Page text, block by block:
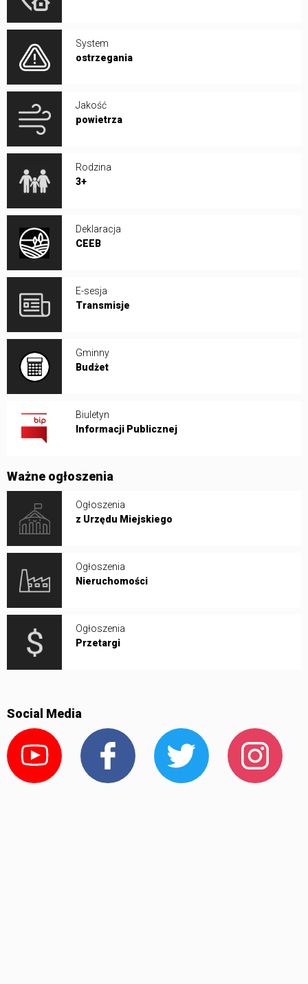
System
ostrzegania
Jakość
powietrza
Rodzina
3+
Deklaracja
CEEB
E-sesja
Transmisje
Gminny
Budżet
Biuletyn
Informacji Publicznej
Ważne ogłoszenia
Ogłoszenia
z Urzędu Miejskiego
Ogłoszenia
Nieruchomości
Ogłoszenia
Przetargi
Social Media